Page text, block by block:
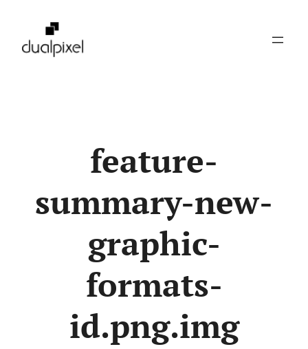
feature-
summary-new-
graphic-
formats-
id.png.img